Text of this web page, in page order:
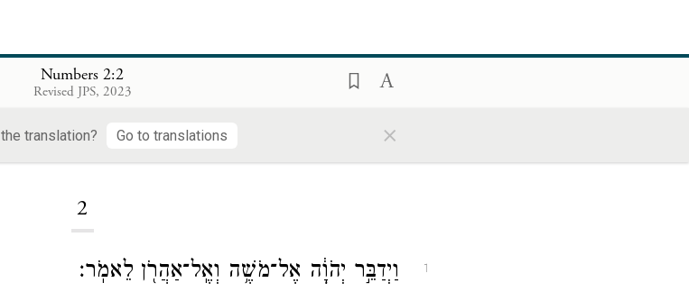
Numbers 2:2
Revised JPS, 2023
the translation? Go to translations ×
2
1 וַיְדַבֵּ֣ר יְהֹוָ֔ה אֶל־מֹשֶׁ֥ה וְאֶֽל־אַהֲרֹ֖ן לֵאמֹֽר׃